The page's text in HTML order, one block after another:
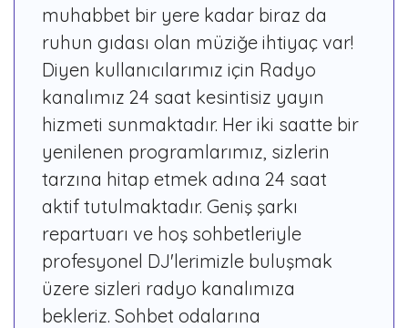
muhabbet bir yere kadar biraz da
ruhun gıdası olan müziğe ihtiyaç var!
Diyen kullanıcılarımız için Radyo
kanalımız 24 saat kesintisiz yayın
hizmeti sunmaktadır. Her iki saatte bir
yenilenen programlarımız, sizlerin
tarzına hitap etmek adına 24 saat
aktif tutulmaktadır. Geniş şarkı
repartuarı ve hoş sohbetleriyle
profesyonel DJ'lerimizle buluşmak
üzere sizleri radyo kanalımıza
bekleriz. Sohbet odalarına